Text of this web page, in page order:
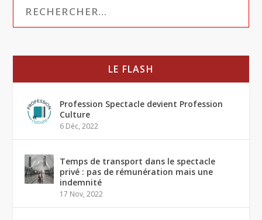
LE FLASH
Profession Spectacle devient Profession
Culture
6 Déc, 2022
Temps de transport dans le spectacle
privé : pas de rémunération mais une
indemnité
17 Nov, 2022